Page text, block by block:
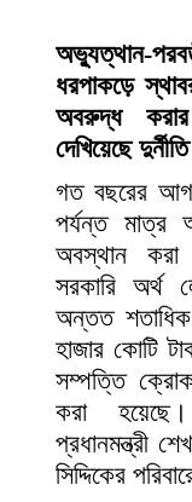
অভ্যুত্থান-
ধরপাকড়ে
অবরুদ্ধ
দেখিয়েছে
গত বছরের
পর্যন্ত মাত্র
অবস্থান করা
সরকারি অর্থ
অন্তত শতাধিক
হাজার কোটি
সম্পত্তি
করা
প্রধানমন্ত্রী
সিদ্দিকের